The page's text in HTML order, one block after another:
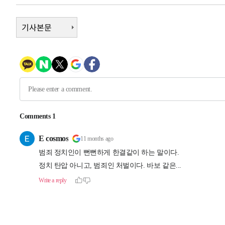
3시간 전 >[속보] 노원서 40.1도 관측…서울, 2018년 이후 첫 40도
4시간 전 >[속보]종합특검, '계엄 수용공간 확보' 신용해 前교정본부장 기
4시간 전 >외신들도 주목한 韓축구 파문…"국민적 공분에 수사 재개"
4시간 전 >11시간 압수수색에 성접대 파문까지…'쑥대밭' 된 축구협회
-13082초 전 >
-10221초 전 >
↓-5532초 전 >[속보]이 대통령 "부동산 공급 기존 사고방식 매달리지 말고
-4617초 전 >이란, "오만과 '중앙 단일 루트' 합의…북쪽 인바운드·남쪽
드는 임시"
1시간 전 >"낮 기온 소폭 하락"…수도권 폭염중대경보, 폭염경보로 하향
1시간 전 >[속보]이 대통령, '호우피해' 안동·의성 관할 4개 면 특별재난
기사본문